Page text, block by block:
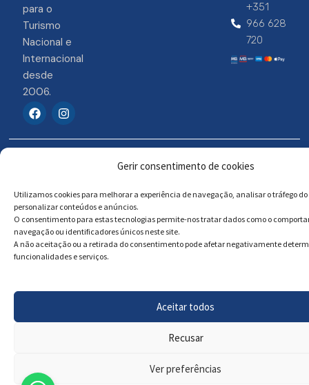
Gerir consentimento de cookies
Utilizamos cookies para melhorar a experiência de navegação, analisar o tráfego do
personalizar conteúdos e anúncios.
O consentimento para estas tecnologias permite-nos tratar dados como o
navegação ou identificadores únicos neste site.
A não aceitação ou a retirada do consentimento pode afetar negativamente
funcionalidades e serviços.
Aceitar todos
Recusar
Ver preferências
para o
Turismo
Nacional e
Internacional
desde
2006.
F
a
e
I
n
t
a
m
+351
966 628
720
Culturais, Lda
Livro de reclamações
Powered byMegastock Informática